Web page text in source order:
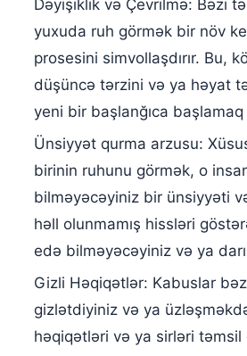
Dəyişiklik və Çevrilmə: Bəzi
yuxuda ruh görmək bir növ
prosesini simvollaşdırır. Bu,
düşüncə tərzini və ya həyat
yeni bir başlanğıca
Ünsiyyət qurma arzusu:
birinin ruhunu görmək, o
bilməyəcəyiniz bir ünsiyyəti
həll olunmamış hissləri
edə bilməyəcəyiniz və ya
Gizli Həqiqətlər: Kabuslar
gizlətdiyiniz və ya
həqiqətləri və ya sirləri təmsil